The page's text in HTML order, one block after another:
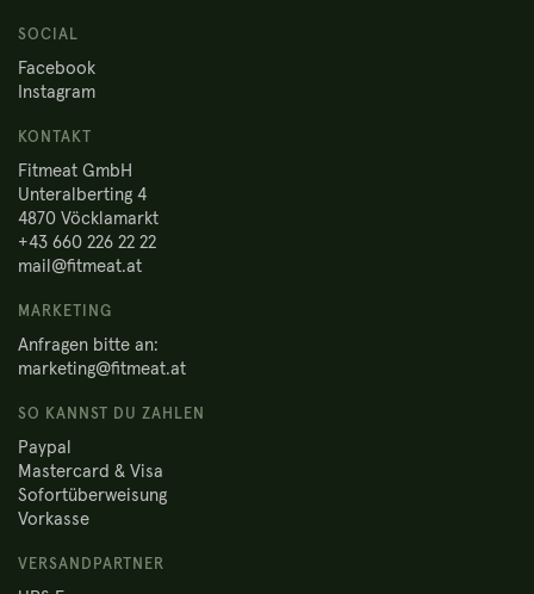
SOCIAL
Facebook
Instagram
KONTAKT
Fitmeat GmbH
Unteralberting 4
4870 Vöcklamarkt
+43 660 226 22 22
mail@fitmeat.at
MARKETING
Anfragen bitte an:
marketing@fitmeat.at
SO KANNST DU ZAHLEN
Paypal
Mastercard & Visa
Sofortüberweisung
Vorkasse
VERSANDPARTNER